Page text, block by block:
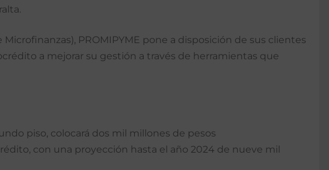
PROMIPYME pone a disposición de sus clientes
a mejorar su gestión a través de herramientas que
piso, colocará dos mil millones de pesos
con una proyección hasta el año 2024 de nueve mil